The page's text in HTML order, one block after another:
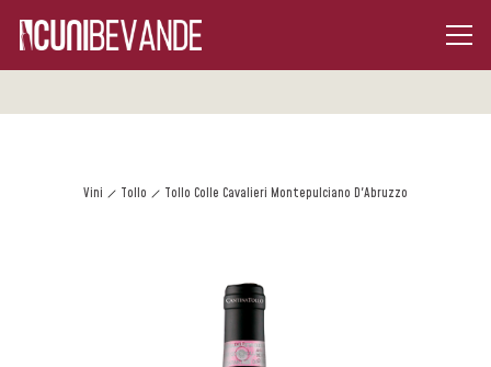
Vini Tollo Tollo Colle Cavalieri Montepulciano D'Abruzzo